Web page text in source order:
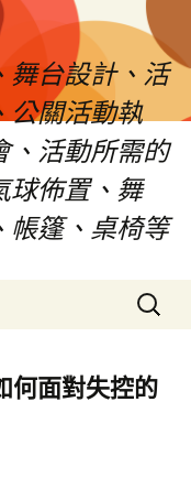
舞台設計、活
公關活動執
、活動所需的
球佈置、舞
帳篷、桌椅等
搜
尋
鍵
字:
何面對失控的